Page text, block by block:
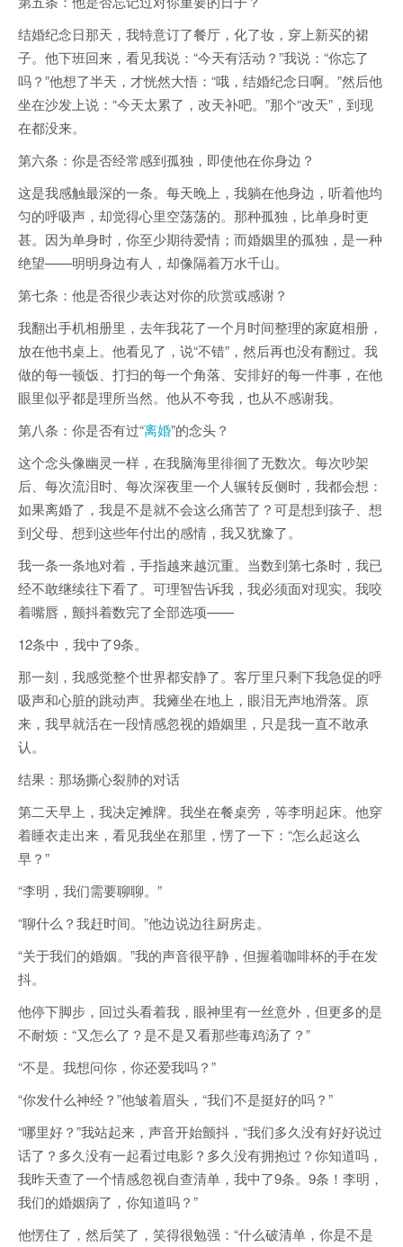
结婚纪念日那天，我特意订了餐厅，化了妆，穿上新买的裙
子。他下班回来，看见我说：“今天有活动？”我说：“你忘了
吗？”他想了半天，才恍然大悟：“哦，结婚纪念日啊。”然后他
坐在沙发上说：“今天太累了，改天补吧。”那个“改天”，到现
在都没来。
第六条：你是否经常感到孤独，即使他在你身边？
这是我感触最深的一条。每天晚上，我躺在他身边，听着他均
匀的呼吸声，却觉得心里空荡荡的。那种孤独，比单身时更
甚。因为单身时，你至少期待爱情；而婚姻里的孤独，是一种
绝望——明明身边有人，却像隔着万水千山。
第七条：他是否很少表达对你的欣赏或感谢？
我翻出手机相册里，去年我花了一个月时间整理的家庭相册，
放在他书桌上。他看见了，说“不错”，然后再也没有翻过。我
做的每一顿饭、打扫的每一个角落、安排好的每一件事，在他
眼里似乎都是理所当然。他从不夸我，也从不感谢我。
第八条：你是否有过“离婚”的念头？
这个念头像幽灵一样，在我脑海里徘徊了无数次。每次吵架
后、每次流泪时、每次深夜里一个人辗转反侧时，我都会想：
如果离婚了，我是不是就不会这么痛苦了？可是想到孩子、想
到父母、想到这些年付出的感情，我又犹豫了。
我一条一条地对着，手指越来越沉重。当数到第七条时，我已
经不敢继续往下看了。可理智告诉我，我必须面对现实。我咬
着嘴唇，颤抖着数完了全部选项——
12条中，我中了9条。
那一刻，我感觉整个世界都安静了。客厅里只剩下我急促的呼
吸声和心脏的跳动声。我瘫坐在地上，眼泪无声地滑落。原
来，我早就活在一段情感忽视的婚姻里，只是我一直不敢承
认。
结果：那场撕心裂肺的对话
第二天早上，我决定摊牌。我坐在餐桌旁，等李明起床。他穿
着睡衣走出来，看见我坐在那里，愣了一下：“怎么起这么
早？”
“李明，我们需要聊聊。”
“聊什么？我赶时间。”他边说边往厨房走。
“关于我们的婚姻。”我的声音很平静，但握着咖啡杯的手在发
抖。
他停下脚步，回过头看着我，眼神里有一丝意外，但更多的是
不耐烦：“又怎么了？是不是又看那些毒鸡汤了？”
“不是。我想问你，你还爱我吗？”
“你发什么神经？”他皱着眉头，“我们不是挺好的吗？”
“哪里好？”我站起来，声音开始颤抖，“我们多久没有好好说过
话了？多久没有一起看过电影？多久没有拥抱过？你知道吗，
我昨天查了一个情感忽视自查清单，我中了9条。9条！李明，
我们的婚姻病了，你知道吗？”
他愣住了，然后笑了，笑得很勉强：“什么破清单，你是不是